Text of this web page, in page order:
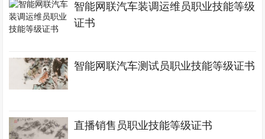
智能网联汽车装调运维员职业技能等级
证书
智能网联汽车测试员职业技能等级证书
直播销售员职业技能等级证书